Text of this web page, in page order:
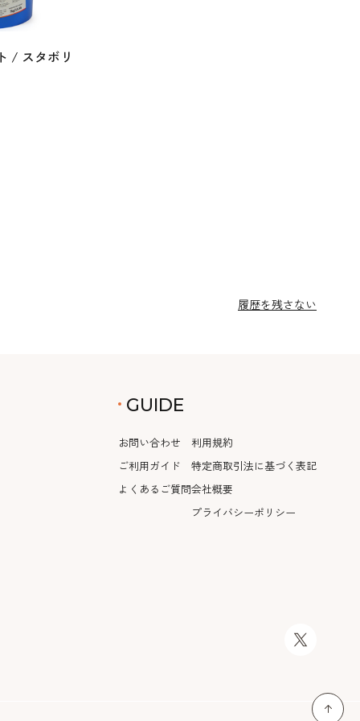
/ スタボリ
履歴を残さない
GUIDE
お問い合わせ
ご利用ガイド
よくあるご質問
利用規約
特定商取引法に基づく表記
会社概要
プライバシーポリシー